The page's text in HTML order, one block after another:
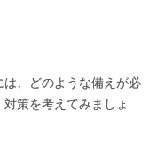
、どのような備えが必
策を考えてみましょ